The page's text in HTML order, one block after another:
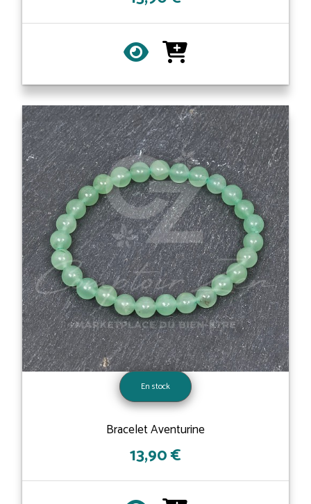
En stock
Bracelet Aventurine
13,90 €